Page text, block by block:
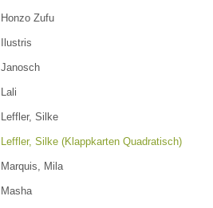
Honzo Zufu
Ilustris
Janosch
Lali
Leffler, Silke
Leffler, Silke (Klappkarten Quadratisch)
Marquis, Mila
Masha